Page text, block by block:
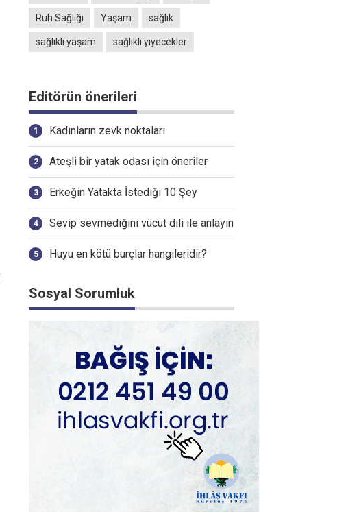
Ruh Sağlığı Yaşam sağlık
sağlıklı yaşam sağlıklı yiyecekler
Editörün önerileri
Kadınların zevk noktaları
Ateşli bir yatak odası için öneriler
Erkeğin Yatakta İstediği 10 Şey
Sevip sevmediğini vücut dili ile anlayın
Huyu en kötü burçlar hangileridir?
Sosyal Sorumluk